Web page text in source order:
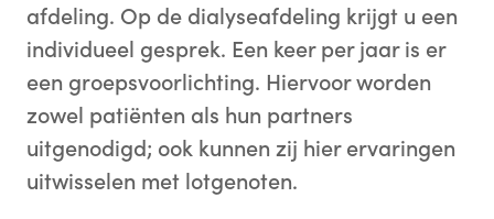
afdeling. Op de dialyseafdeling krijgt u een
individueel gesprek. Een keer per jaar is er
een groepsvoorlichting. Hiervoor worden
zowel patiënten als hun partners
uitgenodigd; ook kunnen zij hier ervaringen
uitwisselen met lotgenoten.